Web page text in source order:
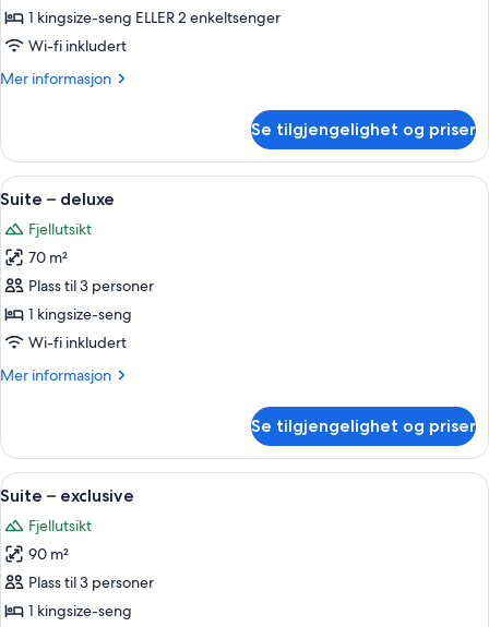
–
deluxe
1 kingsize-seng ELLER 2 enkeltsenger
Wi-fi inkludert
Mer informasjon
Mer
–
deluxe
Se tilgjengelighet og priser
Åpne
alle
bildene
av
Suite
–
deluxe
Suite – deluxe | Sengetøy av topp
22
Suite – deluxe
Fjellutsikt
70 m²
Plass til 3 personer
1 kingsize-seng
Wi-fi inkludert
Mer informasjon
Mer
–
deluxe
Se tilgjengelighet og priser
Åpne
alle
bildene
av
Suite
–
Suite – exclusive | Sengetøy av
42
Suite – exclusive
Fjellutsikt
90 m²
Plass til 3 personer
1 kingsize-seng